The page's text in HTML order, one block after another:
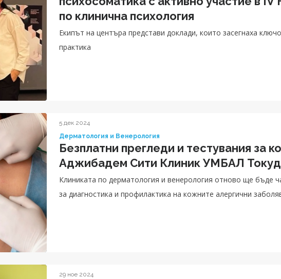
по клинична психология
Екипът на центъра представи доклади, които засегнаха
практика
5 дек 2024
Дерматология и Венерология
Безплатни прегледи и тестувания за
Аджибадем Сити Клиник УМБАЛ
Клиниката по дерматология и венерология отново ще бъде
за диагностика и профилактика на кожните алергични
29 ное 2024